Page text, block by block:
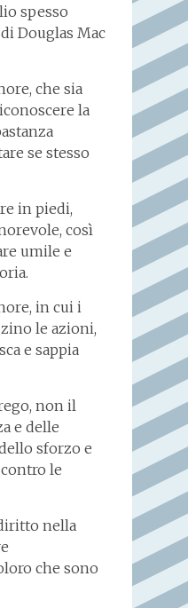
spesso
Douglas Mac
che sia
la
se stesso
in piedi,
così
umile e
in cui i
le azioni,
e sappia
non il
e delle
sforzo e
le
nella
che sono